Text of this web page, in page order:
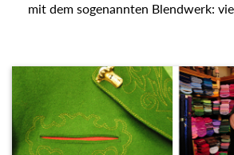
mit dem sogenannten Blendwerk: